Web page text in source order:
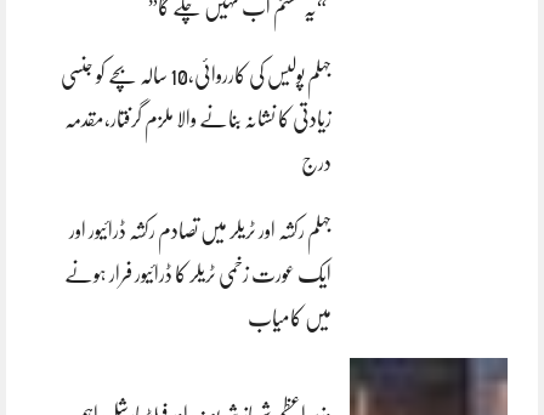
“یہ سسٹم اب نہیں چلے گا”
جہلم پولیس کی کارروائی،10 سالہ بچے کو جنسی
زیادتی کا نشانہ بنانے والا ملزم گرفتار،مقدمہ
درج
جہلم رکشہ اور ٹریلر میں تصادم رکشہ ڈرائیور اور
ایک عورت زخمی ٹریلر کا ڈرائیور فرار ہونے
میں کامیاب